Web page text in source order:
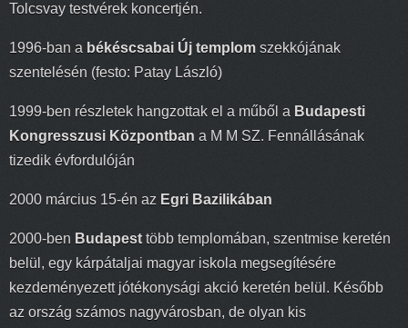
Tolcsvay testvérek koncertjén.
1996-ban a békéscsabai Új templom szekkójának
szentelésén (festo: Patay László)
1999-ben részletek hangzottak el a műből a Budapesti
Kongresszusi Központban a M M SZ. Fennállásának
tizedik évfordulóján
2000 március 15-én az Egri Bazilikában
2000-ben Budapest több templomában, szentmise keretén
belül, egy kárpátaljai magyar iskola megsegítésére
kezdeményezett jótékonysági akció keretén belül. Később
az ország számos nagyvárosban, de olyan kis